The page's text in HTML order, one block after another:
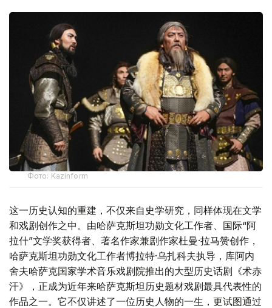
Фото: Kazinform
这一历史认知的重建，不仅来自史学研究，同样体现在文学
和戏剧创作之中。由哈萨克斯坦功勋文化工作者、国际“阿
拉什”文学奖获得者、著名作家兼剧作家杜曼·拉马赞创作，
哈萨克斯坦功勋文化工作者博拉特·乌扎科夫执导，库阿内
舍夫哈萨克国家学术音乐戏剧院推出的大型历史话剧《术赤
汗》，正成为近年来哈萨克斯坦历史题材戏剧最具代表性的
作品之一。它不仅讲述了一位历史人物的一生，更试图通过